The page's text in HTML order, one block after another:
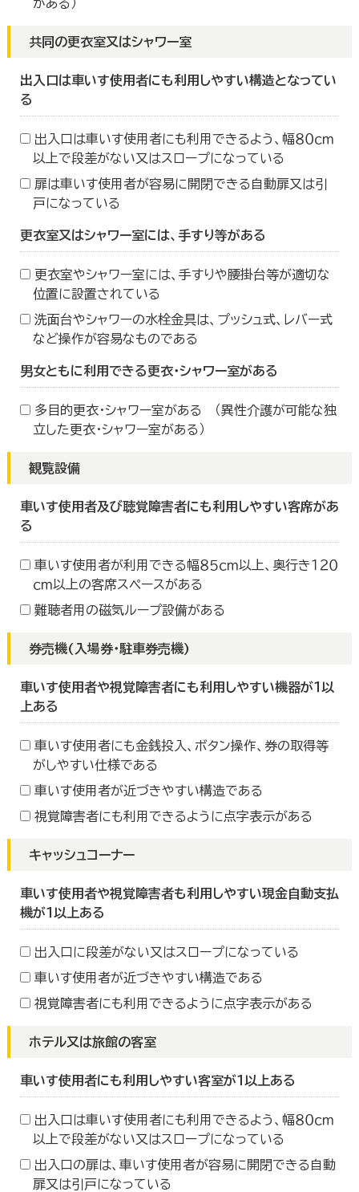
がある）
共同の更衣室又はシャワー室
出入口は車いす使用者にも利用しやすい構造となってい
る
出入口は車いす使用者にも利用できるよう、幅８０ｃｍ
以上で段差がない又はスロープになっている
扉は車いす使用者が容易に開閉できる自動扉又は引
戸になっている
更衣室又はシャワー室には、手すり等がある
更衣室やシャワー室には、手すりや腰掛台等が適切な
位置に設置されている
洗面台やシャワーの水栓金具は、プッシュ式、レバー式
など操作が容易なものである
男女ともに利用できる更衣・シャワー室がある
多目的更衣・シャワー室がある （異性介護が可能な独
立した更衣・シャワー室がある）
観覧設備
車いす使用者及び聴覚障害者にも利用しやすい客席があ
る
車いす使用者が利用できる幅８５ｃｍ以上、奥行き１２０
ｃｍ以上の客席スペースがある
難聴者用の磁気ループ設備がある
券売機(入場券・駐車券売機)
車いす使用者や視覚障害者にも利用しやすい機器が１以
上ある
車いす使用者にも金銭投入、ボタン操作、券の取得等
がしやすい仕様である
車いす使用者が近づきやすい構造である
視覚障害者にも利用できるように点字表示がある
キャッシュコーナー
車いす使用者や視覚障害者も利用しやすい現金自動支払
機が１以上ある
出入口に段差がない又はスロープになっている
車いす使用者が近づきやすい構造である
視覚障害者にも利用できるように点字表示がある
ホテル又は旅館の客室
車いす使用者にも利用しやすい客室が１以上ある
出入口は車いす使用者にも利用できるよう、幅８０ｃｍ
以上で段差がない又はスロープになっている
出入口の扉は、車いす使用者が容易に開閉できる自動
扉又は引戸になっている